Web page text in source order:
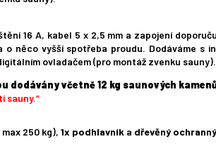
16 A, kabel 5 x 2,5 mm a zapojení
něco vyšší spotřeba proudu. Dodáváme s
ovladačem (pro montáž zvenku sauny).
dodávány včetně 12 kg saunových
sauny.“
250 kg), 1x podhlavník a dřevěný